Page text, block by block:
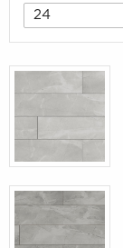
24